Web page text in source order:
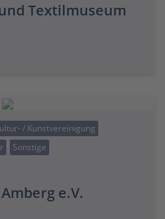
Textilmuseum
/ Kunstvereinigung
Sonstige
e.V.